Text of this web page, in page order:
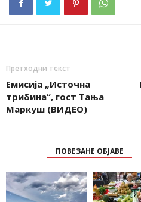
Претходни текст
Емисија „Источна
трибина“, гост Тања
Маркуш (ВИДЕО)
ПОВЕЗАНЕ ОБЈАВЕ